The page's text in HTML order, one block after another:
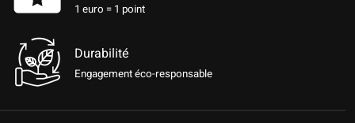
1 euro = 1 point
Durabilité
Engagement éco-responsable